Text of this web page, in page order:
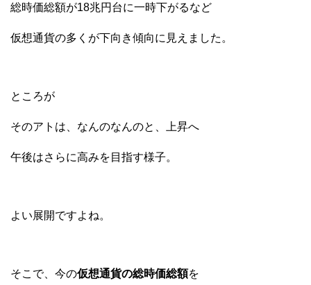
総時価総額が18兆円台に一時下がるなど
仮想通貨の多くが下向き傾向に見えました。
ところが
そのアトは、なんのなんのと、上昇へ
午後はさらに高みを目指す様子。
よい展開ですよね。
そこで、今の仮想通貨の総時価総額を